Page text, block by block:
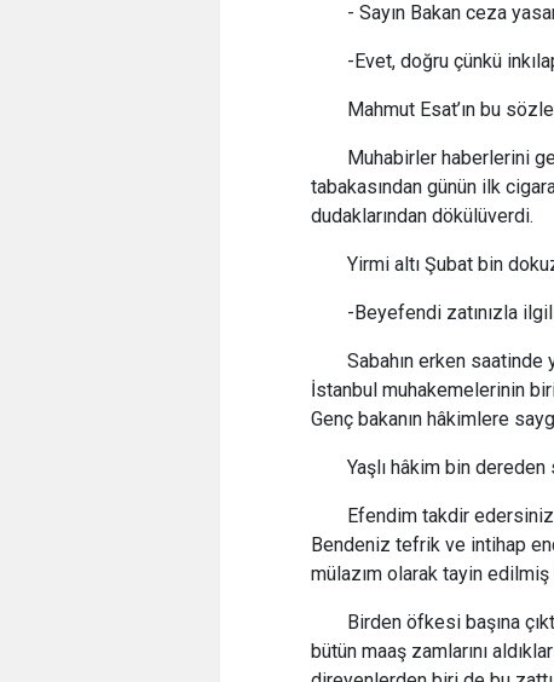
- Sayın Bakan ceza
-Evet, doğru çünkü
Mahmut Esat’ın bu
Muhabirler haberlerini
tabakasından günün ilk
dudaklarından dökülüverdi.
Yirmi altı Şubat bin
-Beyefendi zatınızla
Sabahın erken saatinde
İstanbul muhakemelerinin
Genç bakanın hâkimlere
Yaşlı hâkim bin
Efendim takdir edersiniz
Bendeniz tefrik ve intihap
mülazım olarak tayin edilmiş
Birden öfkesi başına
bütün maaş zamlarını